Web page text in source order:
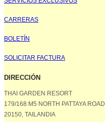
CARRERAS
BOLETÍN
SOLICITAR FACTURA
DIRECCIÓN
THAI GARDEN RESORT
179/168 M5 NORTH PATTAYA
20150, TAILANDIA